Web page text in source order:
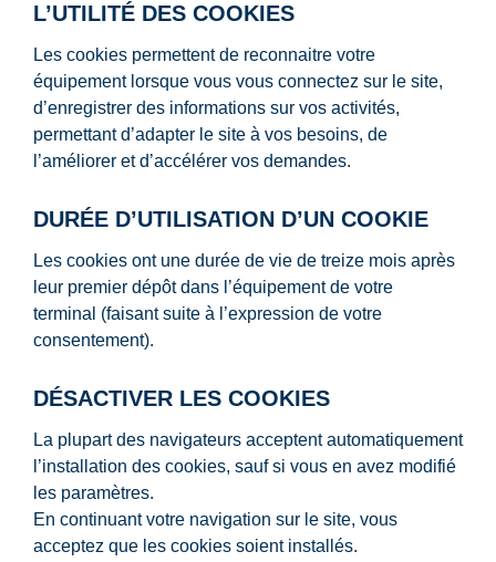
L’UTILITÉ DES COOKIES
Les cookies permettent de reconnaitre votre
équipement lorsque vous vous connectez sur le site,
d’enregistrer des informations sur vos activités,
permettant d’adapter le site à vos besoins, de
l’améliorer et d’accélérer vos demandes.
DURÉE D’UTILISATION D’UN COOKIE
Les cookies ont une durée de vie de treize mois après
leur premier dépôt dans l’équipement de votre
terminal (faisant suite à l’expression de votre
consentement).
DÉSACTIVER LES COOKIES
La plupart des navigateurs acceptent automatiquement
l’installation des cookies, sauf si vous en avez modifié
les paramètres.
En continuant votre navigation sur le site, vous
acceptez que les cookies soient installés.